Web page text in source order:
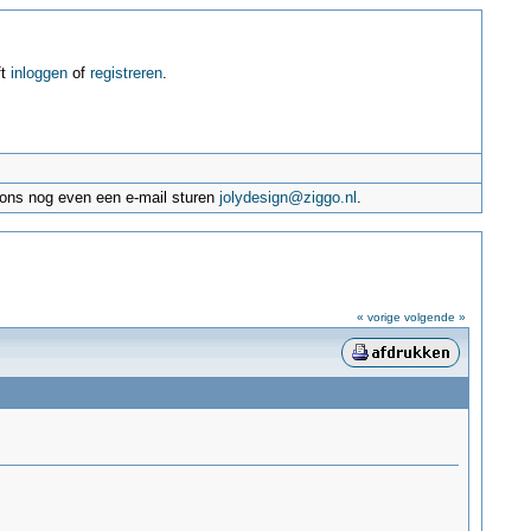
inloggenof registreren.
nog even een e-mail sturenjolydesign@ziggo.nl .
« vorige volgende »